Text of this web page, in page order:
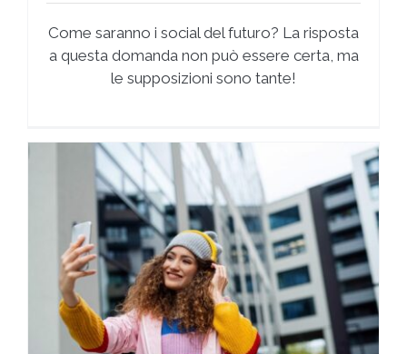
Come saranno i social del futuro? La risposta
a questa domanda non può essere certa, ma
le supposizioni sono tante!